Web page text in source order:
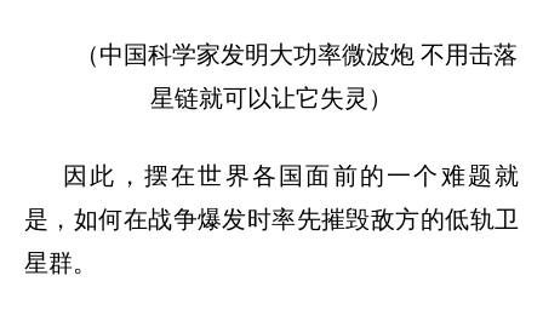
（中国科学家发明大功率微波炮 不用击落
星链就可以让它失灵）
因此，摆在世界各国面前的一个难题就
是，如何在战争爆发时率先摧毁敌方的低轨卫
星群。